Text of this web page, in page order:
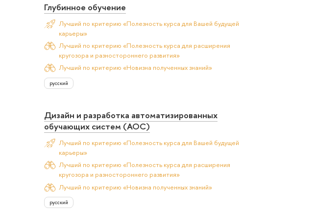
Глубинное обучение
Лучший по критерию «Полезность курса для Вашей будущей
карьеры»
Лучший по критерию «Полезность курса для расширения
кругозора и разностороннего развития»
Лучший по критерию «Новизна полученных знаний»
русский
Дизайн и разработка автоматизированных
обучающих систем (АОС)
Лучший по критерию «Полезность курса для Вашей будущей
карьеры»
Лучший по критерию «Полезность курса для расширения
кругозора и разностороннего развития»
Лучший по критерию «Новизна полученных знаний»
русский